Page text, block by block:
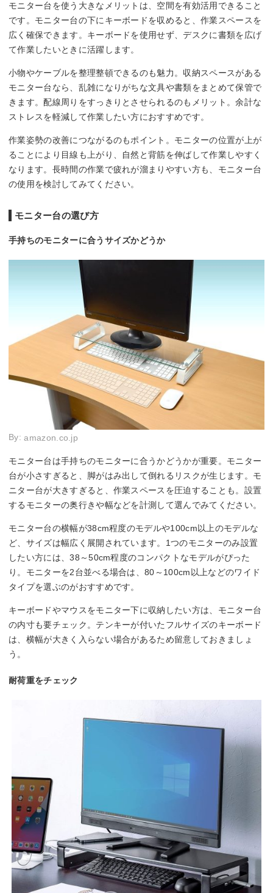
モニター台を使う大きなメリットは、空間を有効活用できること
です。モニター台の下にキーボードを収めると、作業スペースを
広く確保できます。キーボードを使用せず、デスクに書類を広げ
て作業したいときに活躍します。
小物やケーブルを整理整頓できるのも魅力。収納スペースがある
モニター台なら、乱雑になりがちな文具や書類をまとめて保管で
きます。配線周りをすっきりとさせられるのもメリット。余計な
ストレスを軽減して作業したい方におすすめです。
作業姿勢の改善につながるのもポイント。モニターの位置が上が
ることにより目線も上がり、自然と背筋を伸ばして作業しやすく
なります。長時間の作業で疲れが溜まりやすい方も、モニター台
の使用を検討してみてください。
モニター台の選び方
手持ちのモニターに合うサイズかどうか
By:amazon.co.jp
モニター台は手持ちのモニターに合うかどうかが重要。モニター
台が小さすぎると、脚がはみ出して倒れるリスクが生じます。モ
ニター台が大きすぎると、作業スペースを圧迫することも。設置
するモニターの奥行きや幅などを計測して選んでみてください。
モニター台の横幅が38cm程度のモデルや100cm以上のモデルな
ど、サイズは幅広く展開されています。1つのモニターのみ設置
したい方には、38～50cm程度のコンパクトなモデルがぴった
り。モニターを2台並べる場合は、80～100cm以上などのワイド
タイプを選ぶのがおすすめです。
キーボードやマウスをモニター下に収納したい方は、モニター台
の内寸も要チェック。テンキーが付いたフルサイズのキーボード
は、横幅が大きく入らない場合があるため留意しておきましょ
う。
耐荷重をチェック